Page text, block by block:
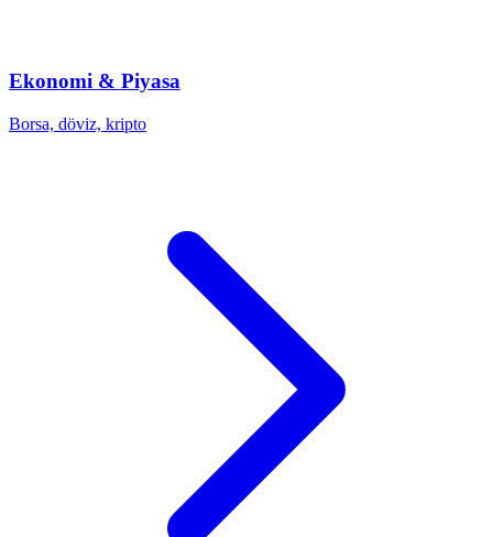
Ekonomi & Piyasa
Borsa, döviz, kripto